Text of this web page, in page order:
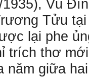
Vũ
Tửu
lại phe
trích thơ
năm giữa